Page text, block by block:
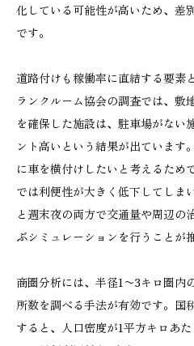
化している可能性が高いため、差
です。
道路付けも稼働率に直結する要素
ランクルーム協会の調査では、敷
を確保した施設は、駐車場がない
ント高いという結果が出ています
に車を横付けしたいと考えるため
では利便性が大きく低下してしま
と週末夜の両方で交通量や周辺の
ぶシミュレーションを行うことが
商圏分析には、半径1〜3キロ圏内
所数を調べる手法が有効です。国
すると、人口密度が1平方キロあ